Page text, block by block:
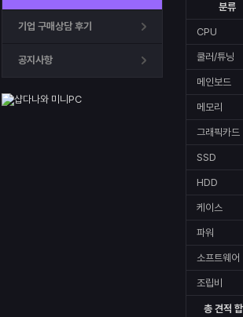
기업 구매상담 후기
공지사항
분류
CPU
쿨러/튜닝
메인보드
메모리
그래픽카드
SSD
HDD
케이스
파워
소프트웨어
조립비
총 견적 합